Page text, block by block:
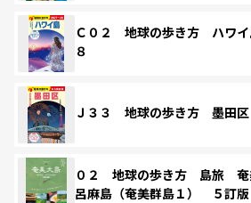
Ｃ０２ 地球の歩き方 ハワ
８
Ｊ３３ 地球の歩き方 墨田区
０２ 地球の歩き方 島旅
呂麻島（奄美群島１） ５訂版